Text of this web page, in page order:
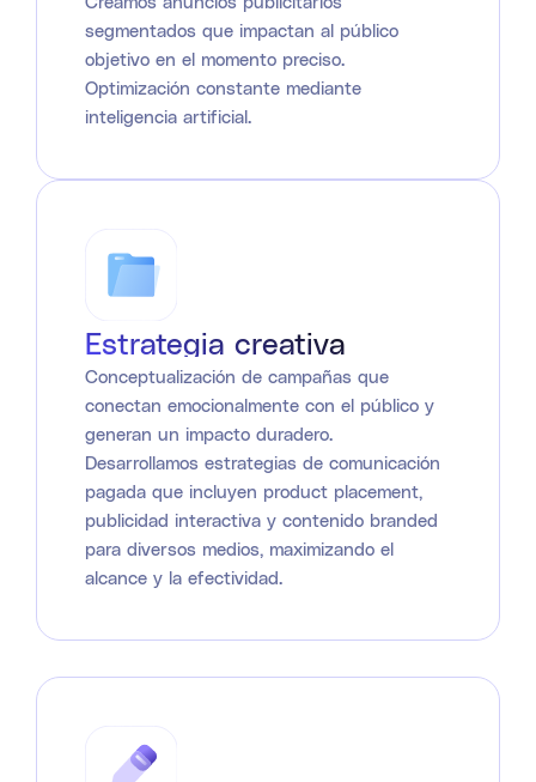
segmentados que impactan al público
objetivo en el momento preciso.
Optimización constante mediante
inteligencia artificial.
Estrategia creativa
Conceptualización de campañas que
conectan emocionalmente con el público y
generan un impacto duradero.
Desarrollamos estrategias de comunicación
pagada que incluyen product placement,
publicidad interactiva y contenido branded
para diversos medios, maximizando el
alcance y la efectividad.